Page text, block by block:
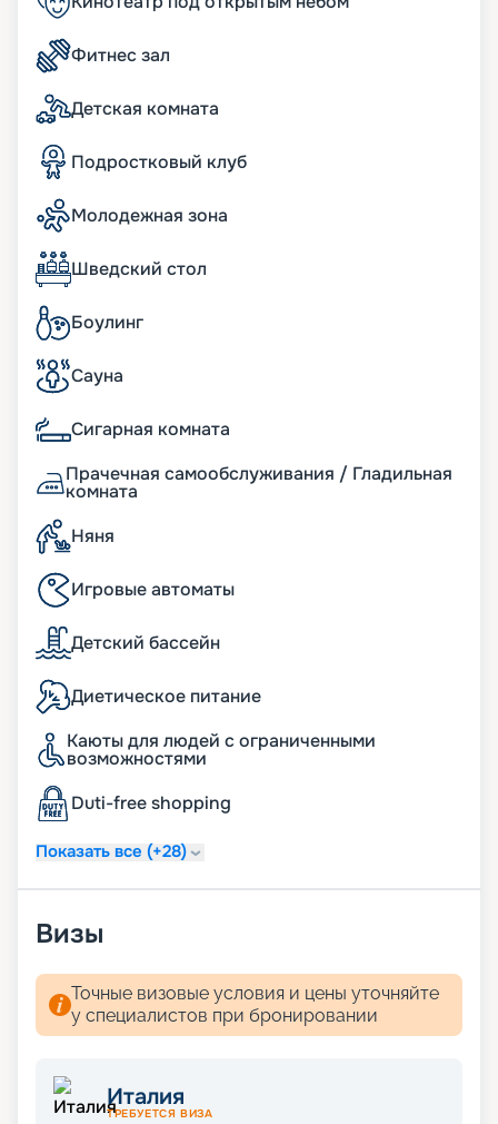
Узнавайте цену тура, читайте отзывы и
покупайте путевку на навигацию 2026 - 2027 г.
Пусть круиз станет для вас незабываемым
Фитнес зал
Детская комната
Подростковый клуб
Молодежная зона
Шведский стол
Боулинг
Сауна
Сигарная комната
Прачечная самообслуживания / Гладильная
комната
Няня
Игровые автоматы
Детский бассейн
Диетическое питание
Каюты для людей с ограниченными
возможностями
Duti-free shopping
Показать все (+28)
Визы
Точные визовые условия и цены уточняйте
у специалистов при бронировании
Италия
ТРЕБУЕТСЯ ВИЗА